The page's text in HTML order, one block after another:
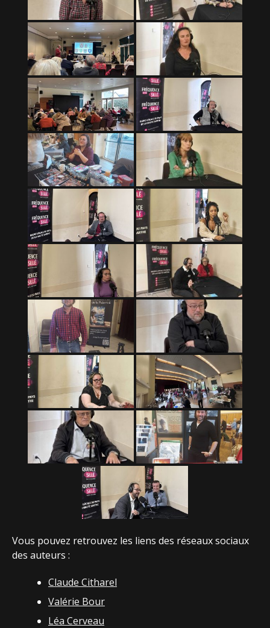
Vous pouvez retrouvez les liens des réseaux sociaux
des auteurs :
Claude Citharel
Valérie Bour
Léa Cerveau